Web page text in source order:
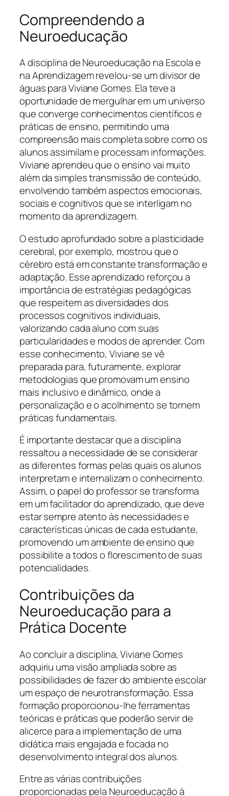
Compreendendo a
Neuroeducação
A disciplina de Neuroeducação na Escola e
na Aprendizagem revelou-se um divisor de
águas para Viviane Gomes. Ela teve a
oportunidade de mergulhar em um universo
que converge conhecimentos científicos e
práticas de ensino, permitindo uma
compreensão mais completa sobre como os
alunos assimilam e processam informações.
Viviane aprendeu que o ensino vai muito
além da simples transmissão de conteúdo,
envolvendo também aspectos emocionais,
sociais e cognitivos que se interligam no
momento da aprendizagem.
O estudo aprofundado sobre a plasticidade
cerebral, por exemplo, mostrou que o
cérebro está em constante transformação e
adaptação. Esse aprendizado reforçou a
importância de estratégias pedagógicas
que respeitem as diversidades dos
processos cognitivos individuais,
valorizando cada aluno com suas
particularidades e modos de aprender. Com
esse conhecimento, Viviane se vê
preparada para, futuramente, explorar
metodologias que promovam um ensino
mais inclusivo e dinâmico, onde a
personalização e o acolhimento se tornem
práticas fundamentais.
É importante destacar que a disciplina
ressaltou a necessidade de se considerar
as diferentes formas pelas quais os alunos
interpretam e internalizam o conhecimento.
Assim, o papel do professor se transforma
em um facilitador do aprendizado, que deve
estar sempre atento às necessidades e
características únicas de cada estudante,
promovendo um ambiente de ensino que
possibilite a todos o florescimento de suas
potencialidades.
Contribuições da
Neuroeducação para a
Prática Docente
Ao concluir a disciplina, Viviane Gomes
adquiriu uma visão ampliada sobre as
possibilidades de fazer do ambiente escolar
um espaço de neurotransformação. Essa
formação proporcionou-lhe ferramentas
teóricas e práticas que poderão servir de
alicerce para a implementação de uma
didática mais engajada e focada no
desenvolvimento integral dos alunos.
Entre as várias contribuições
proporcionadas pela Neuroeducação à